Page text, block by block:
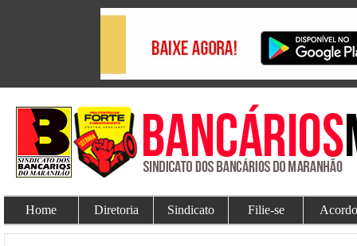
Home Diretoria Sindicato Filie-se